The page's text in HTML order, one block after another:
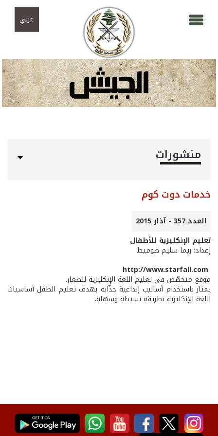
عربي
منشورات
خدمات دوت كوم
العدد 357 - آذار 2015
تعليم الإنكليزية للأطفال
إعداد: ريما سليم ضوميط
موقع متخصّص في تعليم اللغة الإنكليزية للصغار.
يمتاز باستخدام أساليب إبداعية جذّابه بهدف تعليم الطفل أساسيات
اللغة الإنكليزية بطريقة بسيطة وسهلة.